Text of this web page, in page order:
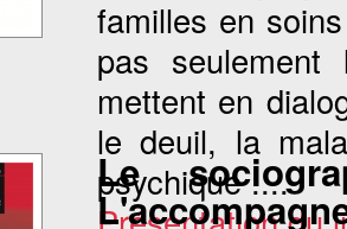
familles en
pas
mettent en
le deuil, la
psychique :...
Le